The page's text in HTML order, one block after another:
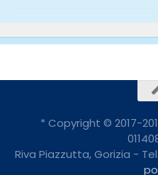
* Copyright © 2017-
Riva Piazzutta, Gorizia -